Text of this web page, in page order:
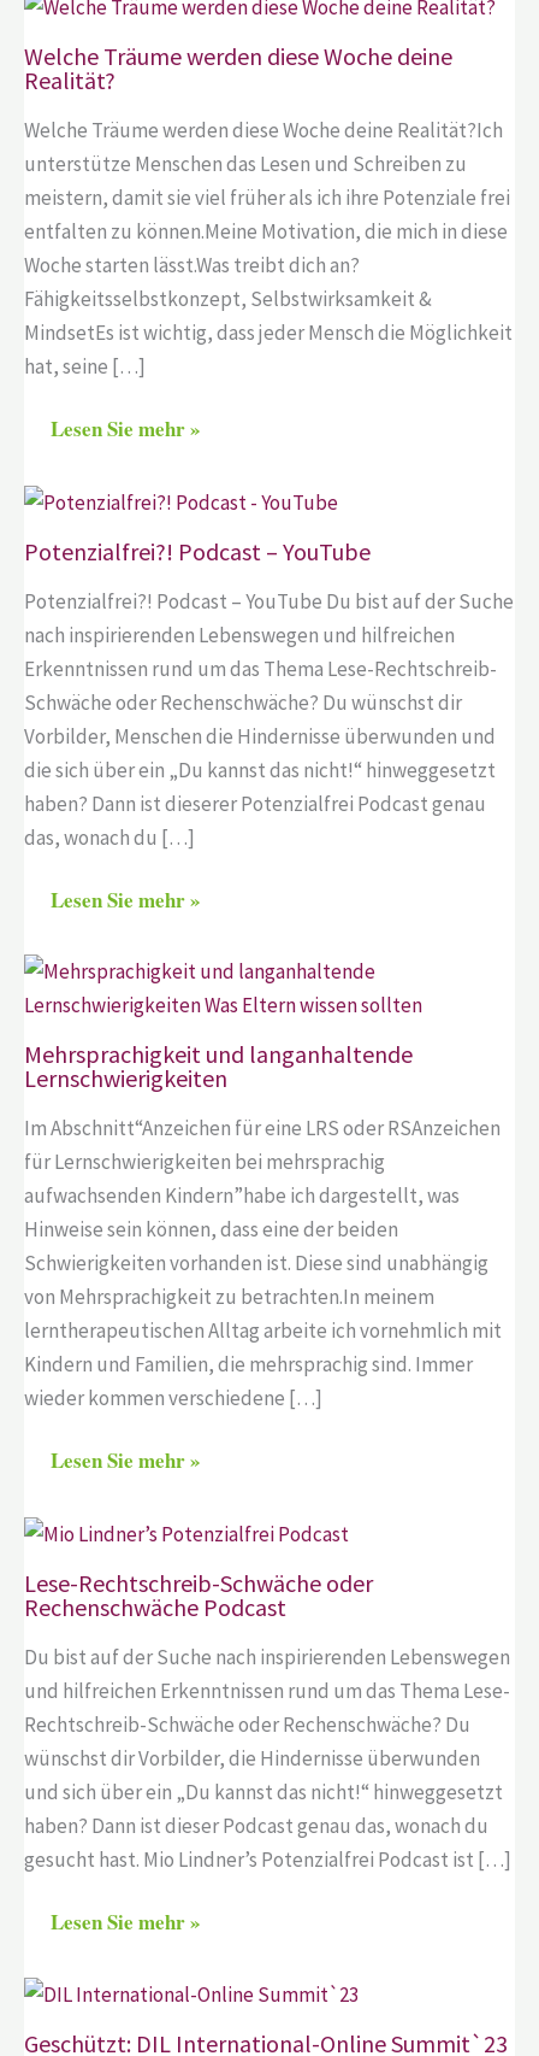
Welche Träume werden diese Woche deine
Realität?
Welche Träume werden diese Woche deine Realität?Ich
unterstütze Menschen das Lesen und Schreiben zu
meistern, damit sie viel früher als ich ihre Potenziale frei
entfalten zu können.Meine Motivation, die mich in diese
Woche starten lässt.Was treibt dich an?
Fähigkeitsselbstkonzept, Selbstwirksamkeit &
MindsetEs ist wichtig, dass jeder Mensch die Möglichkeit
hat, seine […]
Lesen Sie mehr »
Potenzialfrei?! Podcast – YouTube
Potenzialfrei?! Podcast – YouTube Du bist auf der Suche
nach inspirierenden Lebenswegen und hilfreichen
Erkenntnissen rund um das Thema Lese-Rechtschreib-
Schwäche oder Rechenschwäche? Du wünschst dir
Vorbilder, Menschen die Hindernisse überwunden und
die sich über ein „Du kannst das nicht!“ hinweggesetzt
haben? Dann ist dieserer Potenzialfrei Podcast genau
das, wonach du […]
Lesen Sie mehr »
Mehrsprachigkeit und langanhaltende
Lernschwierigkeiten
Im Abschnitt“Anzeichen für eine LRS oder RSAnzeichen
für Lernschwierigkeiten bei mehrsprachig
aufwachsenden Kindern”habe ich dargestellt, was
Hinweise sein können, dass eine der beiden
Schwierigkeiten vorhanden ist. Diese sind unabhängig
von Mehrsprachigkeit zu betrachten.In meinem
lerntherapeutischen Alltag arbeite ich vornehmlich mit
Kindern und Familien, die mehrsprachig sind. Immer
wieder kommen verschiedene […]
Lesen Sie mehr »
Lese-Rechtschreib-Schwäche oder
Rechenschwäche Podcast
Du bist auf der Suche nach inspirierenden Lebenswegen
und hilfreichen Erkenntnissen rund um das Thema Lese-
Rechtschreib-Schwäche oder Rechenschwäche? Du
wünschst dir Vorbilder, die Hindernisse überwunden
und sich über ein „Du kannst das nicht!“ hinweggesetzt
haben? Dann ist dieser Podcast genau das, wonach du
gesucht hast. Mio Lindner’s Potenzialfrei Podcast ist […]
Lesen Sie mehr »
Geschützt: DIL International-Online Summit`23